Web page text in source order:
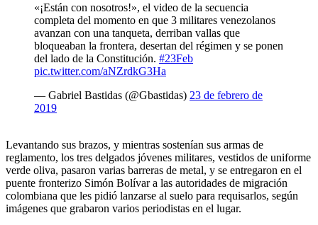
«¡Están con nosotros!», el video de la secuencia
completa del momento en que 3 militares venezolanos
avanzan con una tanqueta, derriban vallas que
bloqueaban la frontera, desertan del régimen y se ponen
del lado de la Constitución. #23Feb
pic.twitter.com/aNZrdkG3Ha
— Gabriel Bastidas (@Gbastidas) 23 de febrero de
2019
Levantando sus brazos, y mientras sostenían sus armas de
reglamento, los tres delgados jóvenes militares, vestidos de uniforme
verde oliva, pasaron varias barreras de metal, y se entregaron en el
puente fronterizo Simón Bolívar a las autoridades de migración
colombiana que les pidió lanzarse al suelo para requisarlos, según
imágenes que grabaron varios periodistas en el lugar.